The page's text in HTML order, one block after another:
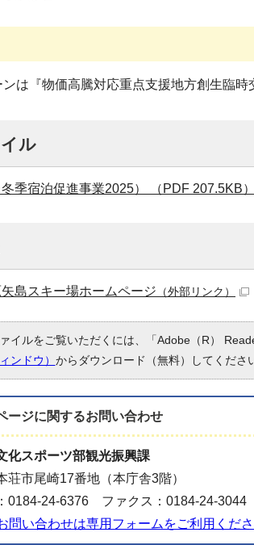
は『物価高騰対応重点支援地方創生臨時
ル
季宿泊促進事業2025） （PDF 207.5KB）
島スキー場ホームページ （外部リンク）
イルをご覧いただくには、「Adobe（R）
ンドウ） からダウンロード（無料）してくださ
ージに関するお問い合わせ
化スポーツ部観光振興課
荘市尾崎17番地（本庁舎3階）
0184-24-6376 ファクス：0184-24-3044
問い合わせは専用フォームをご利用くださ